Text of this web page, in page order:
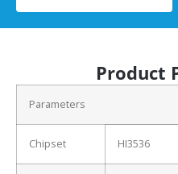
Product
Parameters
Chipset HI3536